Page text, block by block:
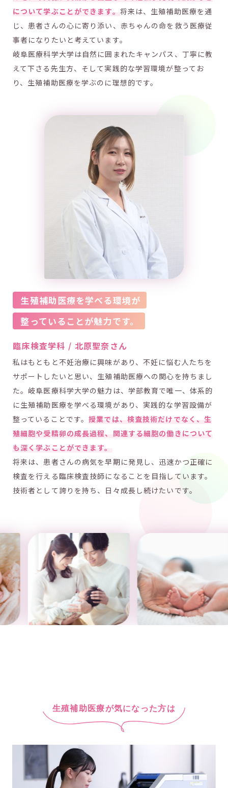
について学ぶことができます。 将来は、生殖補助医療を通
じ、患者さんの心に寄り添い、赤ちゃんの命を救う医療従
事者になりたいと考えています。
岐阜医療科学大学は自然に囲まれたキャンパス、丁寧に教
えて下さる先生方、そして実践的な学習環境が整ってお
り、生殖補助医療を学ぶのに理想的です。
生殖補助医療を学べる環境が
整っていることが魅力です。
臨床検査学科 / 北原聖奈さん
私はもともと不妊治療に興味があり、不妊に悩む人たちを
サポートしたいと思い、生殖補助医療への関心を持ちまし
た。岐阜医療科学大学の魅力は、学部教育で唯一、体系的
に生殖補助医療を学べる環境があり、実践的な学習設備が
整っていることです。授業では、検査技術だけでなく、生
殖細胞や受精卵の成長過程、関連する細胞の働きについて
も深く学ぶことができます。
将来は、患者さんの病気を早期に発見し、迅速かつ正確に
検査を行える臨床検査技師になることを目指しています。
技術者として誇りを持ち、日々成長し続けたいです。